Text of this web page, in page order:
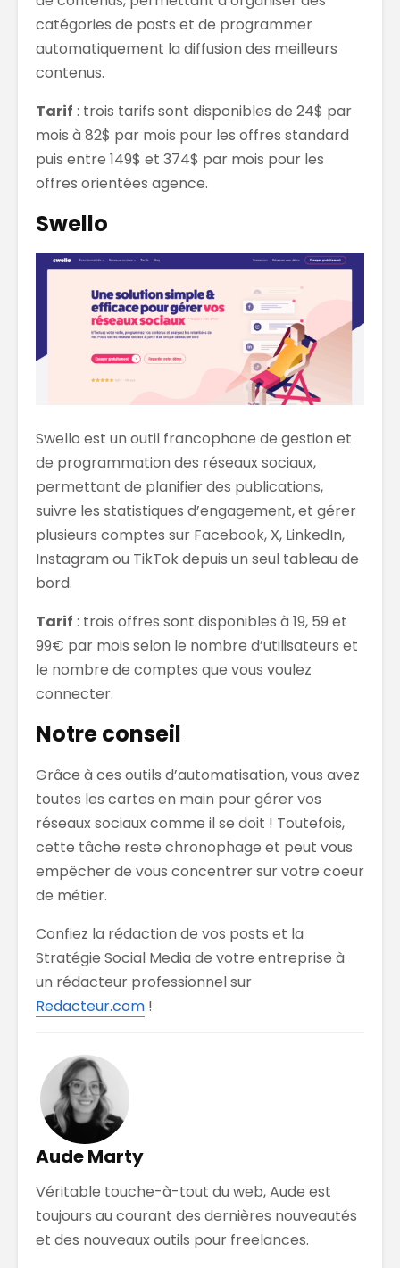
catégories de posts et de programmer
automatiquement la diffusion des meilleurs
contenus.
Tarif : trois tarifs sont disponibles de 24$ par
mois à 82$ par mois pour les offres standard
puis entre 149$ et 374$ par mois pour les
offres orientées agence.
Swello
Swello est un outil francophone de gestion et
de programmation des réseaux sociaux,
permettant de planifier des publications,
suivre les statistiques d’engagement, et gérer
plusieurs comptes sur Facebook, X, LinkedIn,
Instagram ou TikTok depuis un seul tableau de
bord.
Tarif : trois offres sont disponibles à 19, 59 et
99€ par mois selon le nombre d’utilisateurs et
le nombre de comptes que vous voulez
connecter.
Notre conseil
Grâce à ces outils d’automatisation, vous avez
toutes les cartes en main pour gérer vos
réseaux sociaux comme il se doit ! Toutefois,
cette tâche reste chronophage et peut vous
empêcher de vous concentrer sur votre coeur
de métier.
Confiez la rédaction de vos posts et la
Stratégie Social Media de votre entreprise à
un rédacteur professionnel sur
Redacteur.com !
Aude Marty
Véritable touche-à-tout du web, Aude est
toujours au courant des dernières nouveautés
et des nouveaux outils pour freelances.